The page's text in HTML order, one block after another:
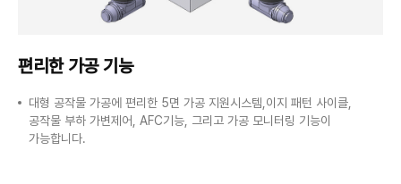
편리한 가공 기능
대형 공작물 가공에 편리한 5면 가공 지원시스템,이지 패턴 사이클,
공작물 부하 가변제어, AFC기능, 그리고 가공 모니터링 기능이
가능합니다.